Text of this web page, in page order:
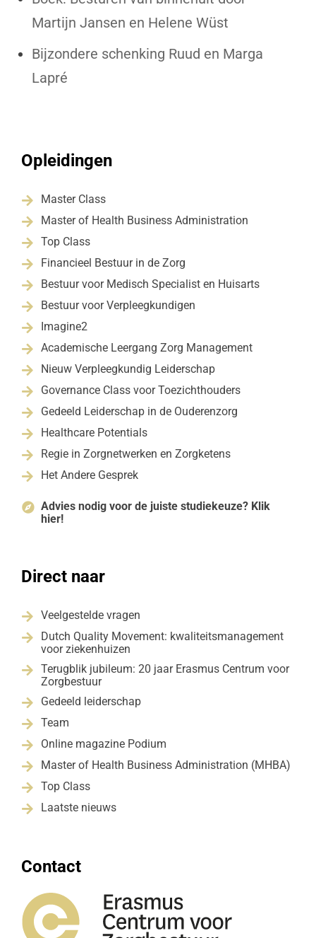
Martijn Jansen en Helene Wüst
Bijzondere schenking Ruud en Marga
Lapré
Opleidingen
 Master Class
 Master of Health Business Administration
 Top Class
 Financieel Bestuur in de Zorg
 Bestuur voor Medisch Specialist en Huisarts
 Bestuur voor Verpleegkundigen
 Imagine2
 Academische Leergang Zorg Management
 Nieuw Verpleegkundig Leiderschap
 Governance Class voor Toezichthouders
 Gedeeld Leiderschap in de Ouderenzorg
 Healthcare Potentials
 Regie in Zorgnetwerken en Zorgketens
 Het Andere Gesprek
 Advies nodig voor de juiste studiekeuze? Klik
hier!
Direct naar
 Veelgestelde vragen

Dutch Quality Movement: kwaliteitsmanagement
voor ziekenhuizen

Terugblik jubileum: 20 jaar Erasmus Centrum voor
Zorgbestuur
 Gedeeld leiderschap
 Team
 Online magazine Podium
 Master of Health Business Administration (MHBA)
 Top Class
 Laatste nieuws
Contact